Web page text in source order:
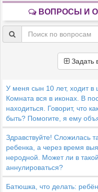
ВОПРОСЫ И
Задать
У меня сын 10 лет, ходит в
Комната вся в иконах. В
находиться. Говорит, что
быть? Помогите, я ему
Здравствуйте! Сложилась
ребенка, а через время
неродной. Может ли в
аннулироваться?
Батюшка, что делать: